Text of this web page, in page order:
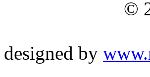
©
designed by